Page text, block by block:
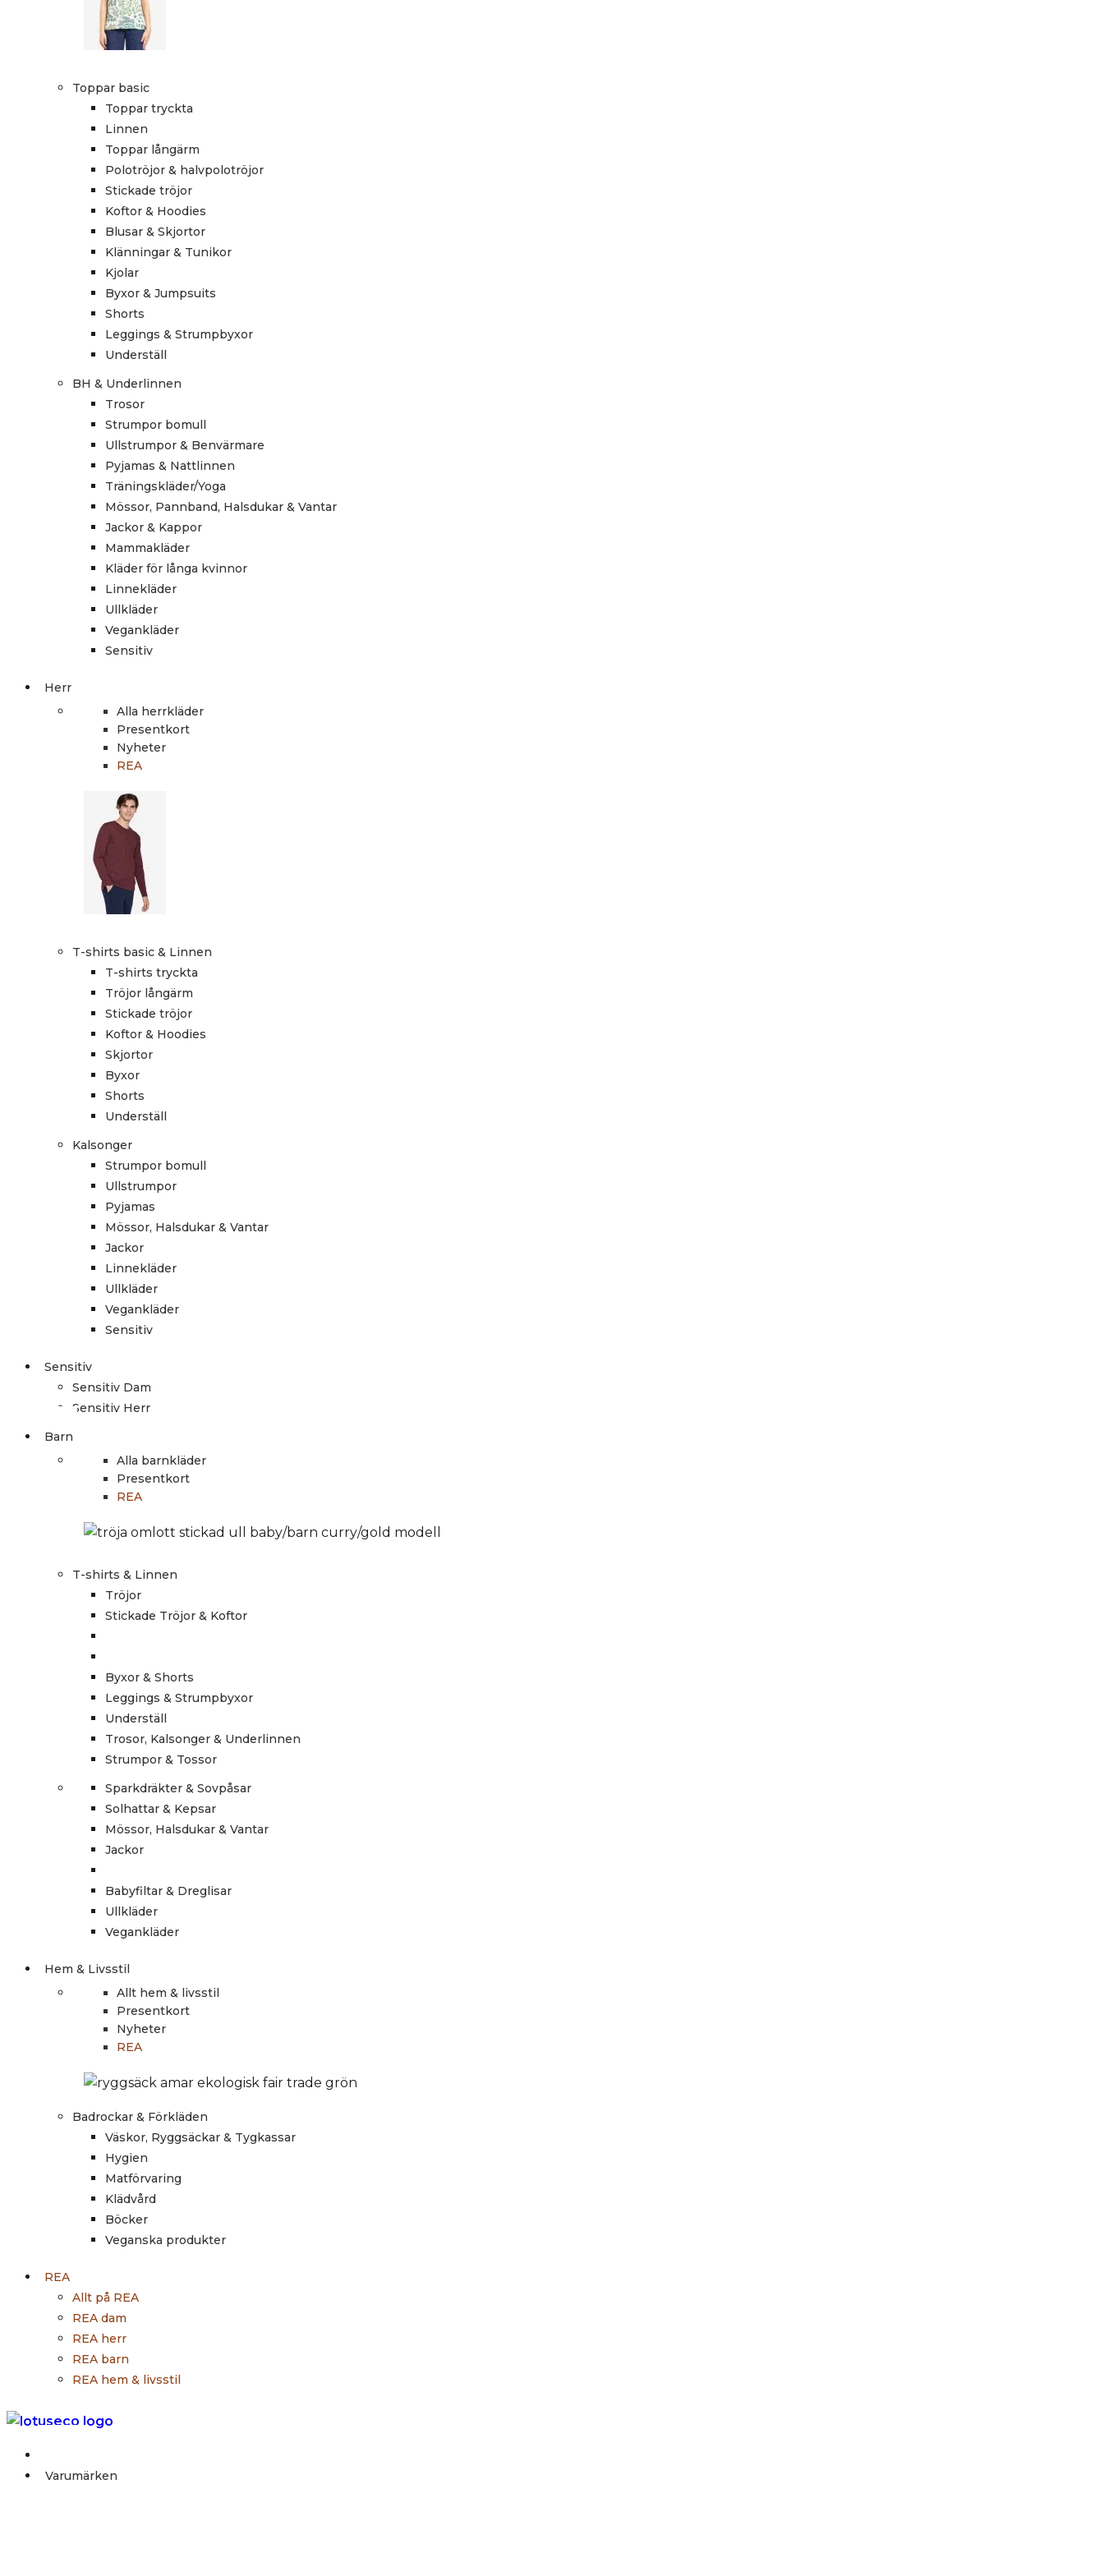
Toppar basic
Toppar tryckta
Linnen
Toppar långärm
Polotröjor & halvpolotröjor
Stickade tröjor
Koftor & Hoodies
Blusar & Skjortor
Klänningar & Tunikor
Kjolar
Byxor & Jumpsuits
Shorts
Leggings & Strumpbyxor
Underställ
BH & Underlinnen
Trosor
Strumpor bomull
Ullstrumpor & Benvärmare
Pyjamas & Nattlinnen
Träningskläder/Yoga
Mössor, Pannband, Halsdukar & Vantar
Jackor & Kappor
Mammakläder
Kläder för långa kvinnor
Linnekläder
Ullkläder
Vegankläder
Sensitiv
Herr
Alla herrkläder
Presentkort
Nyheter
REA
T-shirts basic & Linnen
T-shirts tryckta
Tröjor långärm
Stickade tröjor
Koftor & Hoodies
Skjortor
Byxor
Shorts
Underställ
Kalsonger
Strumpor bomull
Ullstrumpor
Pyjamas
Mössor, Halsdukar & Vantar
Jackor
Linnekläder
Ullkläder
Vegankläder
Sensitiv
Sensitiv
Sensitiv Dam
Sensitiv Herr
Barn
Alla barnkläder
Presentkort
REA
T-shirts & Linnen
Tröjor
Stickade Tröjor & Koftor
Byxor & Shorts
Leggings & Strumpbyxor
Underställ
Trosor, Kalsonger & Underlinnen
Strumpor & Tossor
Sparkdräkter & Sovpåsar
Solhattar & Kepsar
Mössor, Halsdukar & Vantar
Jackor
Babyfiltar & Dreglisar
Ullkläder
Vegankläder
Hem & Livsstil
Allt hem & livsstil
Presentkort
Nyheter
REA
Badrockar & Förkläden
Väskor, Ryggsäckar & Tygkassar
Hygien
Matförvaring
Klädvård
Böcker
Veganska produkter
REA
Allt på REA
REA dam
REA herr
REA barn
REA hem & livsstil
Varumärken